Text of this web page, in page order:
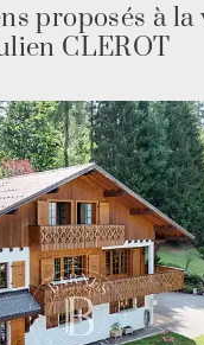
proposés à la
CLEROT